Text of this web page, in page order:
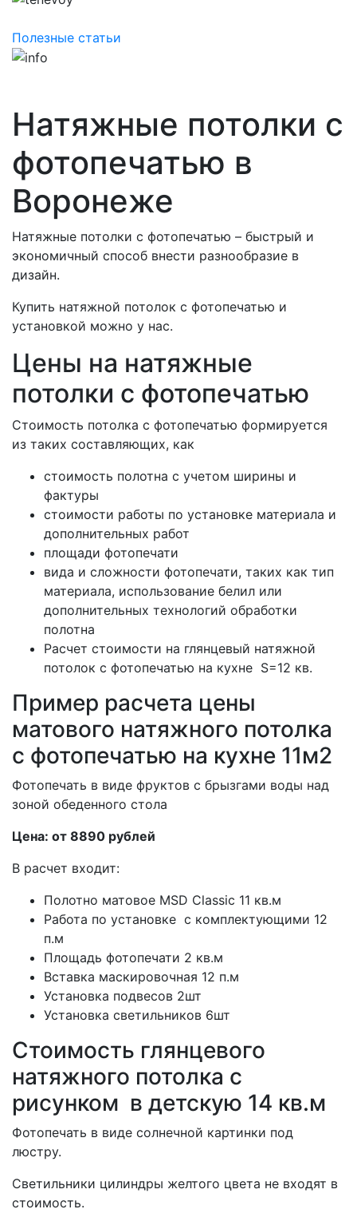
Полезные статьи
Натяжные потолки с
фотопечатью в
Воронеже
Натяжные потолки с фотопечатью – быстрый и
экономичный способ внести разнообразие в
дизайн.
Купить натяжной потолок с фотопечатью и
установкой можно у нас.
Цены на натяжные
потолки с фотопечатью
Стоимость потолка с фотопечатью формируется
из таких составляющих, как
стоимость полотна с учетом ширины и
фактуры
стоимости работы по установке материала и
дополнительных работ
площади фотопечати
вида и сложности фотопечати, таких как тип
материала, использование белил или
дополнительных технологий обработки
полотна
Расчет стоимости на глянцевый натяжной
потолок с фотопечатью на кухне S=12 кв.
Пример расчета цены
матового натяжного потолка
с фотопечатью на кухне 11м2
Фотопечать в виде фруктов с брызгами воды над
зоной обеденного стола
Цена: от 8890 рублей
В расчет входит:
Полотно матовое MSD Classic 11 кв.м
Работа по установке с комплектующими 12
п.м
Площадь фотопечати 2 кв.м
Вставка маскировочная 12 п.м
Установка подвесов 2шт
Установка светильников 6шт
Стоимость глянцевого
натяжного потолка с
рисунком в детскую 14 кв.м
Фотопечать в виде солнечной картинки под
люстру.
Cветильники цилиндры желтого цвета не входят в
стоимость.